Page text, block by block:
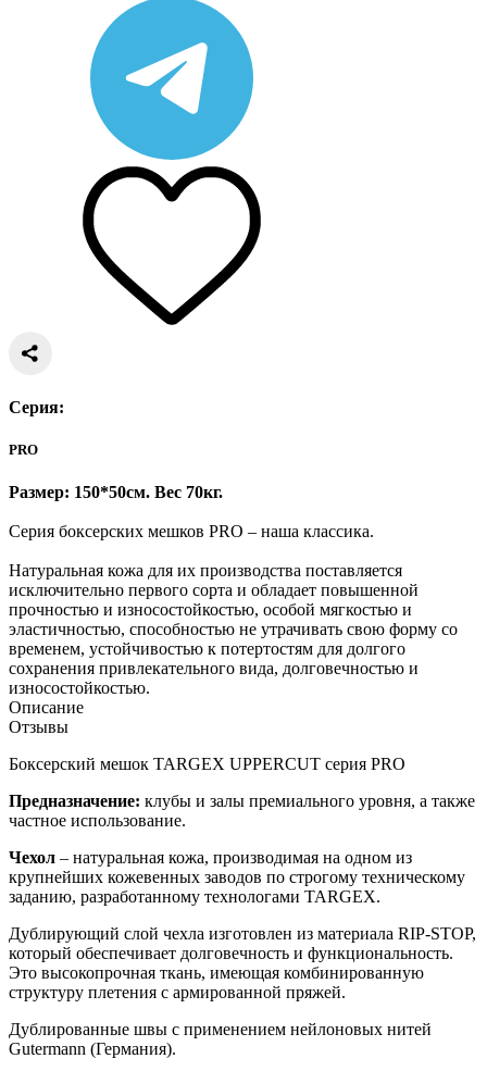
Серия:
PRO
Размер: 150*50см. Вес 70кг.
Cерия боксерских мешков PRO – наша классика.
Натуральная кожа для их производства поставляется
исключительно первого сорта и обладает повышенной
прочностью и износостойкостью, особой мягкостью и
эластичностью, способностью не утрачивать свою форму со
временем, устойчивостью к потертостям для долгого
сохранения привлекательного вида, долговечностью и
износостойкостью.
Описание
Отзывы
Боксерский мешок TARGEX UPPERCUT серия PRO
Предназначение: клубы и залы премиального уровня, а также
частное использование.
Чехол – натуральная кожа, производимая на одном из
крупнейших кожевенных заводов по строгому техническому
заданию, разработанному технологами TARGEX.
Дублирующий слой чехла изготовлен из материала RIP-STOP,
который обеспечивает долговечность и функциональность.
Это высокопрочная ткань, имеющая комбинированную
структуру плетения с армированной пряжей.
Дублированные швы с применением нейлоновых нитей
Gutermann (Германия).